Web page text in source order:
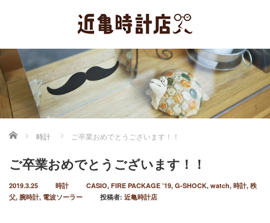
ホーム 時計 ご卒業おめでとうございます！！
ご卒業おめでとうございます！！
2019.3.25 時計 CASIO, FIRE PACKAGE ’19, G-SHOCK, watch, 時計, 秩
父, 腕時計, 電波ソーラー 投稿者: 近亀時計店